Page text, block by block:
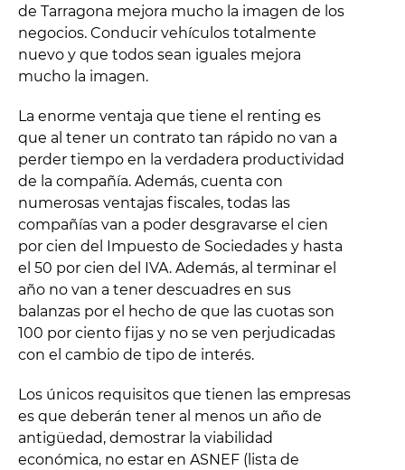
de Tarragona mejora mucho la imagen de los
negocios. Conducir vehículos totalmente
nuevo y que todos sean iguales mejora
mucho la imagen.
La enorme ventaja que tiene el renting es
que al tener un contrato tan rápido no van a
perder tiempo en la verdadera productividad
de la compañía. Además, cuenta con
numerosas ventajas fiscales, todas las
compañías van a poder desgravarse el cien
por cien del Impuesto de Sociedades y hasta
el 50 por cien del IVA. Además, al terminar el
año no van a tener descuadres en sus
balanzas por el hecho de que las cuotas son
100 por ciento fijas y no se ven perjudicadas
con el cambio de tipo de interés.
Los únicos requisitos que tienen las empresas
es que deberán tener al menos un año de
antigüedad, demostrar la viabilidad
económica, no estar en ASNEF (lista de